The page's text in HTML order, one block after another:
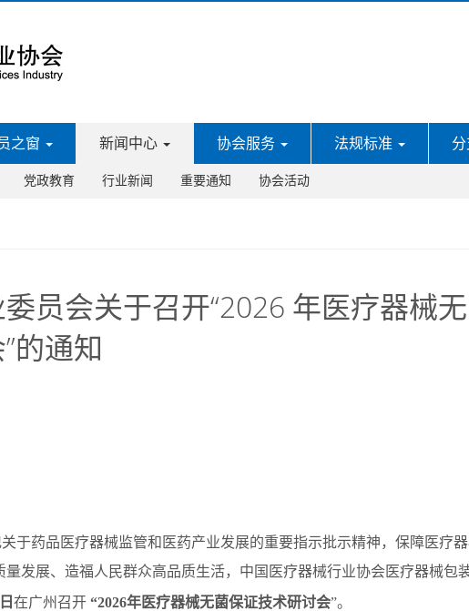
之窗 新闻中心
党政教育 行业新闻 重要通知 协会活动
协会服务 法规标准
员会关于召开“2026 年医疗器械无
的通知
于药品医疗器械监管和医药产业发展的重要指示批示精神，保障医疗
发展、造福人民群众高品质生活，中国医疗器械行业协会医疗器械包
在广州召开 “2026年医疗器械无菌保证技术研讨会”。